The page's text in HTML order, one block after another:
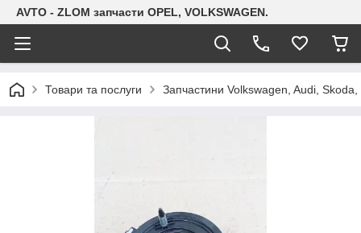
AVTO - ZLOM запчасти OPEL, VOLKSWAGEN.
Товари та послуги Запчастини Volkswagen, Audi, Skoda,